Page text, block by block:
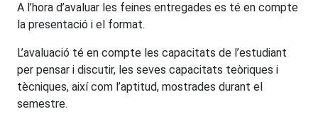
A l’hora d’avaluar les feines entregades es té en compte
la presentació i el format.
L’avaluació té en compte les capacitats de l’estudiant
per pensar i discutir, les seves capacitats teòriques i
tècniques, així com l’aptitud, mostrades durant el
semestre.